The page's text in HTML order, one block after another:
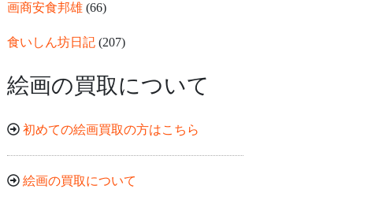
画商安食邦雄 (66)
食いしん坊日記 (207)
絵画の買取について
初めての絵画買取の方はこちら
絵画の買取について